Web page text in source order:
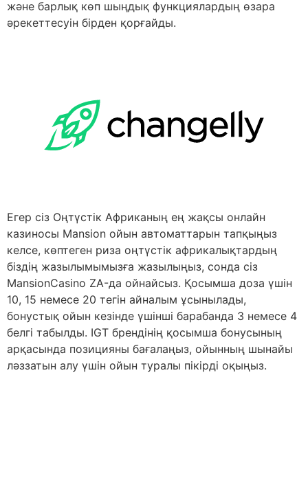
және барлық көп шыңдық функциялардың өзара
әрекеттесуін бірден қорғайды.
Егер сіз Оңтүстік Африканың ең жақсы онлайн
казиносы Mansion ойын автоматтарын тапқыңыз
келсе, көптеген риза оңтүстік африкалықтардың
біздің жазылымымызға жазылыңыз, сонда сіз
MansionCasino ZA-да ойнайсыз. Қосымша доза үшін
10, 15 немесе 20 тегін айналым ұсынылады,
бонустық ойын кезінде үшінші барабанда 3 немесе 4
белгі табылды. IGT брендінің қосымша бонусының
арқасында позицияны бағалаңыз, ойынның шынайы
ләззатын алу үшін ойын туралы пікірді оқыңыз.